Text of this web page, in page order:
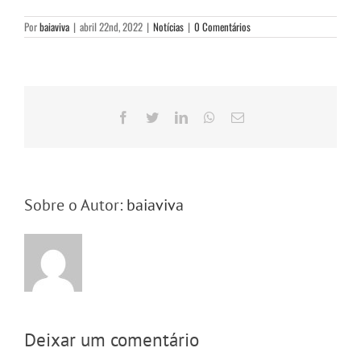
Porbaiaviva | abril 22nd, 2022 | Notícias | 0 Comentários
Facebook
TwitterLinkedInWhatsApp
E-
Sobre o Autor: baiaviva
Deixar um comentário